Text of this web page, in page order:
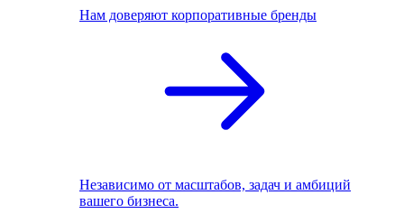
Нам доверяют корпоративные бренды
Независимо от масштабов, задач и амбиций
вашего бизнеса.